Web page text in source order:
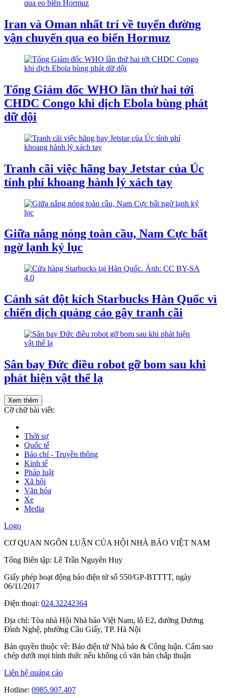
Iran và Oman nhất trí về tuyến đường
vận chuyển qua eo biển Hormuz
Tổng Giám đốc WHO lần thứ hai tới
CHDC Congo khi dịch Ebola bùng phát
dữ dội
Tranh cãi việc hãng bay Jetstar của Úc
tính phí khoang hành lý xách tay
Giữa nắng nóng toàn cầu, Nam Cực bất
ngờ lạnh kỷ lục
Cảnh sát đột kích Starbucks Hàn Quốc vì
chiến dịch quảng cáo gây tranh cãi
Sân bay Đức điều robot gỡ bom sau khi
phát hiện vật thể lạ
Xem thêm
Cỡ chữ bài viết:
Thời sự
Quốc tế
Báo chí - Truyền thông
Kinh tế
Pháp luật
Xã hội
Văn hóa
Xe
Media
Logo
CƠ QUAN NGÔN LUẬN CỦA HỘI NHÀ BÁO VIỆT NAM
Tổng Biên tập: Lê Trần Nguyên Huy
Giấy phép hoạt động báo điện tử số 550/GP-BTTTT, ngày
06/11/2017
Điện thoại: 024.32242364
Địa chỉ: Tòa nhà Hội Nhà báo Việt Nam, lô E2, đường Dương
Đình Nghệ, phường Cầu Giấy, TP. Hà Nội
Bản quyền thuộc về: Báo điện tử Nhà báo & Công luận. Cấm sao
chép dưới mọi hình thức nếu không có văn bản chấp thuận
Liên hệ quảng cáo
Hotline: 0985.907.407